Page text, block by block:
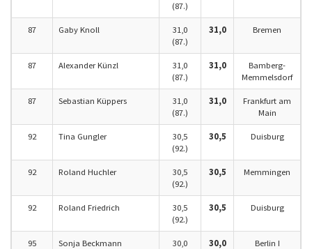
(87.)
87 Gaby Knoll
31,0
(87.)
31,0 Bremen
87 Alexander Künzl
31,0
(87.)
31,0
Bamberg-
Memmelsdorf
87 Sebastian Küppers
31,0
(87.)
31,0
Frankfurt am
Main
92 Tina Gungler
30,5
(92.)
30,5 Duisburg
92 Roland Huchler
30,5
(92.)
30,5 Memmingen
92 Roland Friedrich
30,5
(92.)
30,5 Duisburg
95 Sonja Beckmann
30,0
30,0 Berlin I